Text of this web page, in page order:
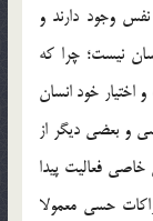
وجود دارند و
نيست؛ چرا كه
اختيار خود انسان
و بعضي ديگر از
فعاليت پيدا
حسي معمولا